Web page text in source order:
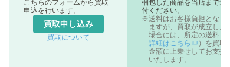
こちらのフォームから買取
申込を行います。
買取申し込み
買取について
梱包した商品を当店まで送
付ください。
送料はお客様負担となり
ますが、買取が成立した
場合には、所定の送料（
詳細はこちら
）を買取
金額に上乗せしてお支払
いたします。